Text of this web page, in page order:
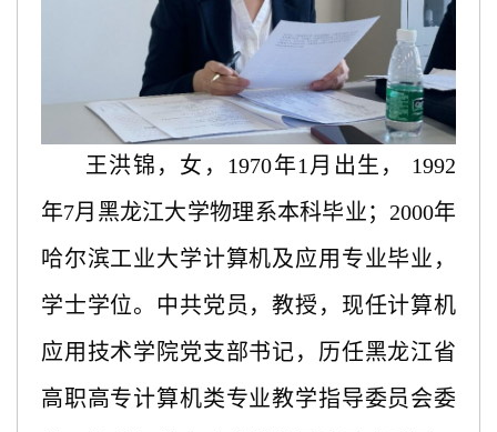
王洪锦，女， 1970年1月出生， 1992
年7月黑龙江大学物理系本科毕业；2000年
哈尔滨工业大学计算机及应用专业毕业，
学士学位。中共党员，教授，现任计算机
应用技术学院党支部书记，历任黑龙江省
高职高专计算机类专业教学指导委员会委